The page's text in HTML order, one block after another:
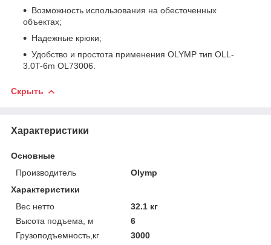
Возможность использования на обесточенных
объектах;
Надежные крюки;
Удобство и простота применения OLYMP тип OLL-
3.0T-6m OL73006.
Скрыть
Характеристики
Основные
Производитель
Olymp
Характеристики
Вес нетто
32.1 кг
Высота подъема, м
6
Грузоподъемность,кг
3000